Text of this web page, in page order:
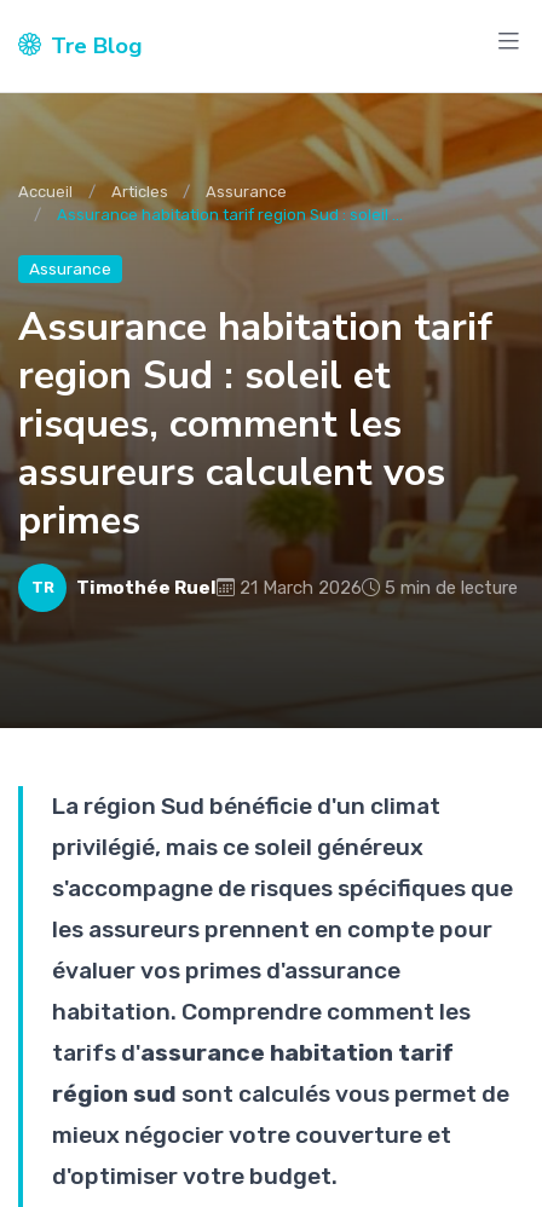
Tre Blog
Accueil Articles
Assurance
Assurance habitation tarif region Sud : soleil ...
Assurance
Assurance habitation tarif
region Sud : soleil et
risques, comment les
assureurs calculent vos
primes
TR Timothée Ruel 21 March 2026 5 min de lecture
La région Sud bénéficie d'un climat
privilégié, mais ce soleil généreux
s'accompagne de risques spécifiques que
les assureurs prennent en compte pour
évaluer vos primes d'assurance
habitation. Comprendre comment les
tarifs d'assurance habitation tarif
région sud sont calculés vous permet de
mieux négocier votre couverture et
d'optimiser votre budget.